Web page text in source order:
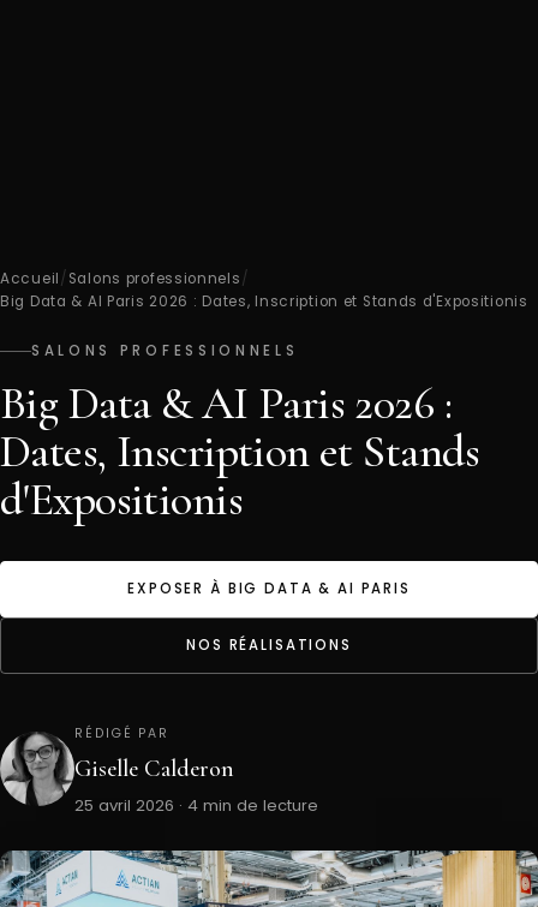
Accueil/ Salons professionnels/
Big Data & AI Paris 2026 : Dates, Inscription et Stands d'Expositionis
SALONS PROFESSIONNELS
Big Data & AI Paris 2026 :
Dates, Inscription et Stands
d'Expositionis
EXPOSER À BIG DATA & AI PARIS
NOS RÉALISATIONS
RÉDIGÉ PAR
Giselle Calderon
25 avril 2026 · 4 min de lecture